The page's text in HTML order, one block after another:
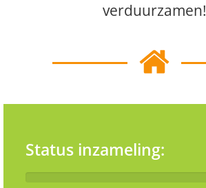
verduurzamen!
Status inzameling: